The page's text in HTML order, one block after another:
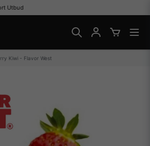
Utbud
Kiwi - Flavor West